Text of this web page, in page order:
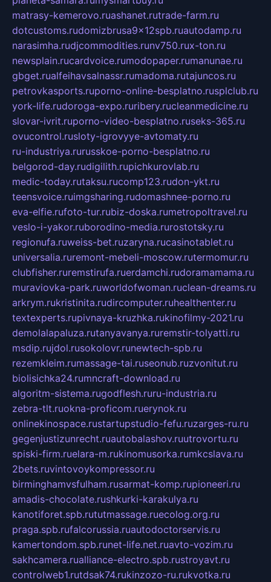
matrasy-kemerovo.ruashanet.rutrade-farm.ru
dotcustoms.rudomizbrusa9x12spb.ruautodamp.ru
narasimha.rudjcommodities.runv750.rux-ton.ru
newsplain.rucardvoice.rumodopaper.rumanunae.ru
gbget.rualfeihavsalnassr.rumadoma.rutajuncos.ru
petrovkasports.ruporno-online-besplatno.rusplclub.ru
york-life.rudoroga-expo.ruribery.rucleanmedicine.ru
slovar-ivrit.ruporno-video-besplatno.ruseks-365.ru
ovucontrol.rusloty-igrovyye-avtomaty.ru
ru-industriya.rurusskoe-porno-besplatno.ru
belgorod-day.rudigilith.rupichkurovlab.ru
medic-today.rutaksu.rucomp123.rudon-ykt.ru
teensvoice.ruimgsharing.rudomashnee-porno.ru
eva-elfie.rufoto-tur.rubiz-doska.rumetropoltravel.ru
veslo-i-yakor.ruborodino-media.rurostotsky.ru
regionufa.ruweiss-bet.ruzaryna.rucasinotablet.ru
universalia.ruremont-mebeli-moscow.rutermomur.ru
clubfisher.ruremstirufa.ruerdamchi.rudoramamama.ru
muraviovka-park.ruworldofwoman.ruclean-dreams.ru
arkrym.rukristinita.rudircomputer.ruhealthenter.ru
textexperts.rupivnaya-kruzhka.rukinofilmy-2021.ru
demolalapaluza.rutanyavanya.ruremstir-tolyatti.ru
msdip.rujdol.rusokolovr.runewtech-spb.ru
rezemkleim.rumassage-tai.ruseonub.ruzvonitut.ru
biolisichka24.rumncraft-download.ru
algoritm-sistema.rugodflesh.ruru-industria.ru
zebra-tlt.ruokna-proficom.ruerynok.ru
onlinekinospace.rustartupstudio-fefu.ruzarges-ru.ru
gegenjustizunrecht.ruautobalashov.ruutrovortu.ru
spiski-firm.ruelara-m.rukinomusorka.rumkcslava.ru
2bets.ruvintovoykompressor.ru
birminghamvsfulham.rusarmat-komp.rupioneeri.ru
amadis-chocolate.rushkurki-karakulya.ru
kanotiforet.spb.rututmassage.ruecolog.org.ru
praga.spb.rufalcorussia.ruautodoctorservis.ru
kamertondom.spb.runet-life.net.ruavto-vozim.ru
sakhcamera.rualliance-electro.spb.rustroyavt.ru
controlweb1.rutdsak74.rukinzozo-ru.rukvotka.ru